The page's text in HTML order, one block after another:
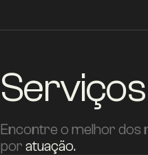
Serviços
Encontre o melhor dos
por atuação.